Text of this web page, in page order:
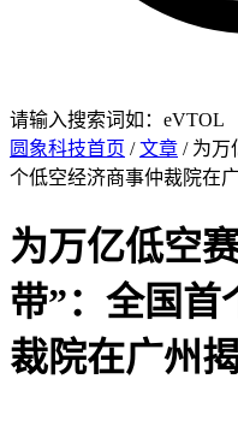
请输入搜索词如：eVTOL
圆象科技首页 /文章 / 为万
个低空经济商事仲裁院在
为万亿低空
带”：全国首
裁院在广州